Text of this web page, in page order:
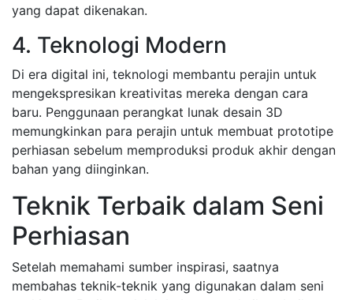
yang dapat dikenakan.
4. Teknologi Modern
Di era digital ini, teknologi membantu perajin untuk
mengekspresikan kreativitas mereka dengan cara
baru. Penggunaan perangkat lunak desain 3D
memungkinkan para perajin untuk membuat prototipe
perhiasan sebelum memproduksi produk akhir dengan
bahan yang diinginkan.
Teknik Terbaik dalam Seni
Perhiasan
Setelah memahami sumber inspirasi, saatnya
membahas teknik-teknik yang digunakan dalam seni